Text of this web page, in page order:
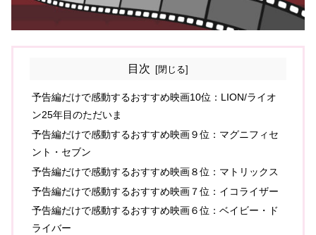
目次
予告編だけで感動するおすすめ映画10位：LION/ライオ
ン25年目のただいま
予告編だけで感動するおすすめ映画９位：マグニフィセ
ント・セブン
予告編だけで感動するおすすめ映画８位：マトリックス
予告編だけで感動するおすすめ映画７位：イコライザー
予告編だけで感動するおすすめ映画６位：ベイビー・ド
ライバー